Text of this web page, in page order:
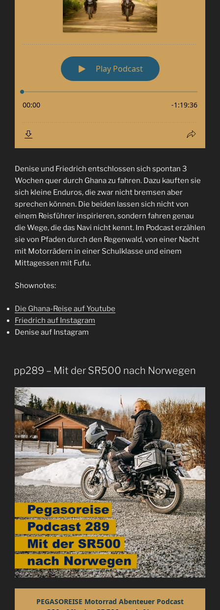
Denise und Friedrich entschlossen sich spontan 3
Wochen quer durch Ghana zu fahren. Dazu kauften sie
sich kleine Enduros, die zwar nicht bremsen aber
sprechen können. Die beiden lassen sich nicht von
einem Reisführer inspirieren, sondern fahren genau
die Wege, die das Navi nicht kennt. Im Podcast erzählen
sie von Pfaden durch den Regenwald, von einer Nacht
mit Motorrädern in einer Schulklasse und einem
Mittagessen mit Fufu.
Shownotes:
Die Ghana-Reise auf Youtube
Friedrich auf Instagram
Denise auf Instagram
pp289 – Mit der SR500 nach Norwegen